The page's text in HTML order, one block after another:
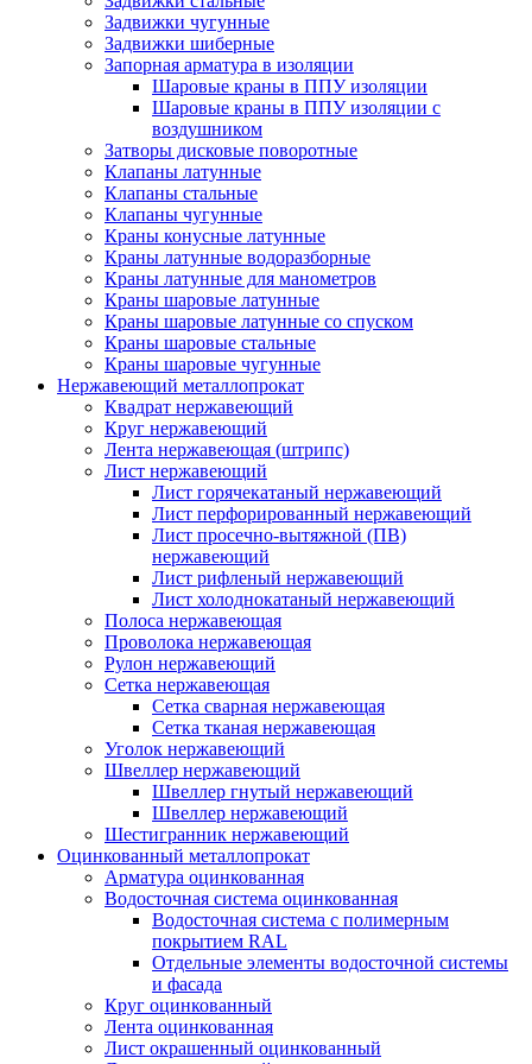
Задвижки чугунные
Задвижки шиберные
Запорная арматура в изоляции
Шаровые краны в ППУ изоляции
Шаровые краны в ППУ изоляции с
воздушником
Затворы дисковые поворотные
Клапаны латунные
Клапаны стальные
Клапаны чугунные
Краны конусные латунные
Краны латунные водоразборные
Краны латунные для манометров
Краны шаровые латунные
Краны шаровые латунные со спуском
Краны шаровые стальные
Краны шаровые чугунные
Нержавеющий металлопрокат
Квадрат нержавеющий
Круг нержавеющий
Лента нержавеющая (штрипс)
Лист нержавеющий
Лист горячекатаный нержавеющий
Лист перфорированный нержавеющий
Лист просечно-вытяжной (ПВ)
нержавеющий
Лист рифленый нержавеющий
Лист холоднокатаный нержавеющий
Полоса нержавеющая
Проволока нержавеющая
Рулон нержавеющий
Сетка нержавеющая
Сетка сварная нержавеющая
Сетка тканая нержавеющая
Уголок нержавеющий
Швеллер нержавеющий
Швеллер гнутый нержавеющий
Швеллер нержавеющий
Шестигранник нержавеющий
Оцинкованный металлопрокат
Арматура оцинкованная
Водосточная система оцинкованная
Водосточная система с полимерным
покрытием RAL
Отдельные элементы водосточной системы
и фасада
Круг оцинкованный
Лента оцинкованная
Лист окрашенный оцинкованный